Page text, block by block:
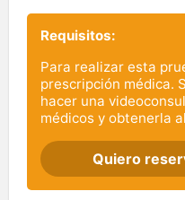
Requisitos:
Para realizar esta
prescripción médica.
hacer una
médicos y obtenerla
Quiero